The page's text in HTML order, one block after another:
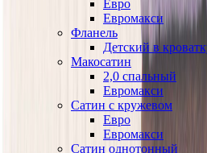
Евро
Евромакси
Фланель
Детский в
Макосатин
2,0 спальный
Евромакси
Сатин с кружевом
Евро
Евромакси
Сатин однотонный